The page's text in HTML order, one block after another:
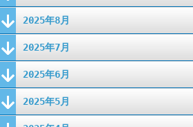
2025年8月
2025年7月
2025年6月
2025年5月